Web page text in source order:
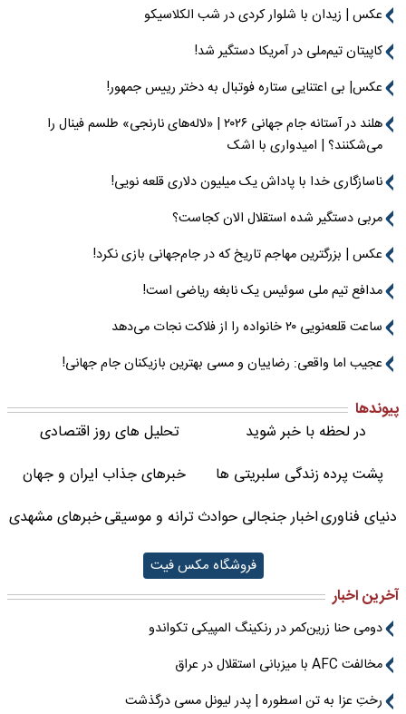
عکس | زیدان با شلوار کردی در شب الکلاسیکو
کاپیتان تیم‌ملی در آمریکا دستگیر شد!
عکس| بی اعتنایی ستاره فوتبال به دختر رییس جمهور!
هلند در آستانه جام جهانی ۲۰۲۶ | «لاله‌های نارنجی» طلسم فینال را
می‌شکنند؟ | امیدواری با اشک
ناسازگاری خدا با پاداش یک میلیون دلاری قلعه نویی!
مربی دستگیر شده استقلال الان کجاست؟
عکس | بزرگترین مهاجم تاریخ که در جام‌جهانی بازی نکرد!
مدافع تیم ملی سوئیس یک نابغه ریاضی است!
ساعت قلعه‌نویی ۲۰ خانواده را از فلاکت نجات می‌دهد
عجیب اما واقعی: رضاییان و مسی بهترین بازیکنان جام جهانی!
پیوندها
در لحظه با خبر شوید
تحلیل های روز اقتصادی
پشت پرده زندگی سلبریتی ها
خبرهای جذاب ایران و جهان
دنیای فناوریاخبار جنجالی حوادثترانه و موسیقیخبرهای مشهدی
فروشگاه مکس فیت
آخرین اخبار
دومی حنا زرین‌کمر در رنکینگ المپیکی تکواندو
مخالفت AFC با میزبانی استقلال در عراق
رختِ عزا به تن اسطوره | پدر لیونل مسی درگذشت